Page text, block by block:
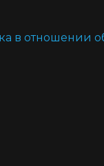
в отношении